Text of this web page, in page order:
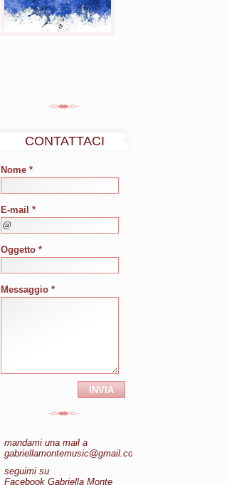
CONTATTACI
Nome *
E-mail *
Oggetto *
Messaggio *
mandami una mail a
gabriellamontemusic@gmail.com
seguimi su
Facebook Gabriella Monte